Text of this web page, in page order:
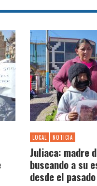
LOCAL NOTICIA
Juliaca: madre
buscando a su
desde el